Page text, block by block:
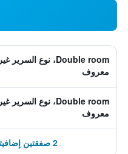
Double room، نوع السرير غير
معروف
Double room، نوع السرير غير
معروف
2 صفقتين إضافيتين ابتداءً من 421 ﷼